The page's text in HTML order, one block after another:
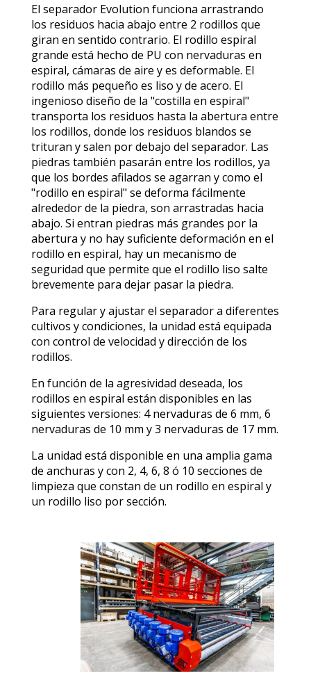
El separador Evolution funciona arrastrando
los residuos hacia abajo entre 2 rodillos que
giran en sentido contrario. El rodillo espiral
grande está hecho de PU con nervaduras en
espiral, cámaras de aire y es deformable. El
rodillo más pequeño es liso y de acero. El
ingenioso diseño de la "costilla en espiral"
transporta los residuos hasta la abertura entre
los rodillos, donde los residuos blandos se
trituran y salen por debajo del separador. Las
piedras también pasarán entre los rodillos, ya
que los bordes afilados se agarran y como el
"rodillo en espiral" se deforma fácilmente
alrededor de la piedra, son arrastradas hacia
abajo. Si entran piedras más grandes por la
abertura y no hay suficiente deformación en el
rodillo en espiral, hay un mecanismo de
seguridad que permite que el rodillo liso salte
brevemente para dejar pasar la piedra.
Para regular y ajustar el separador a diferentes
cultivos y condiciones, la unidad está equipada
con control de velocidad y dirección de los
rodillos.
En función de la agresividad deseada, los
rodillos en espiral están disponibles en las
siguientes versiones: 4 nervaduras de 6 mm, 6
nervaduras de 10 mm y 3 nervaduras de 17 mm.
La unidad está disponible en una amplia gama
de anchuras y con 2, 4, 6, 8 ó 10 secciones de
limpieza que constan de un rodillo en espiral y
un rodillo liso por sección.